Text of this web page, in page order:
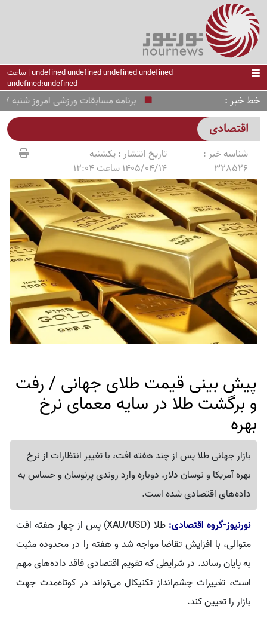
undefined undefined undefined undefined | ساعت
undefined:undefined
خط خبر برنامه مسابقات ورزشی امروز شنبه 17 مرداد 1405 /از منچستریونایتد و PSG تا رئال و بارسلونا
اقتصادی
شناسه خبر :
328526
تاریخ انتشار :یکشنبه
1405/04/14 ساعت 12:04
پیش بینی قیمت طلای جهانی / رفت
و برگشت طلا در سایه معمای نرخ
بهره
بازار جهانی طلا پس از چند هفته افت، با تغییر انتظارات از نرخ
بهره آمریکا و نوسان دلار، دوباره وارد روندی پرنوسان و حساس به
داده‌های اقتصادی شده است.
نورنیوز-گروه اقتصادی:
طلا (XAU/USD) پس از چهار هفته افت
متوالی، با افزایش تقاضا مواجه شد و هفته را در محدوده مثبت
به پایان رساند. در شرایطی که تقویم اقتصادی فاقد داده‌های مهم
است، تغییرات چشم‌انداز تکنیکال می‌تواند در کوتاه‌مدت جهت
بازار را تعیین کند.